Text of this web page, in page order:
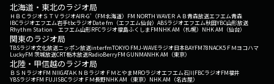
北海道・東北のラジオ局
ＨＢＣラジオＳＴＶラジオAIR-G'（FM北海道） FM NORTH WAVEＲＡＢ青森放送エフエム青森
IBCラジオエフエム岩手tbcラジオDate fm（エフエム仙台） ABSラジオエフエム秋田YBC山形放送
Rhythm Station エフエム山形RFCラジオ福島ふくしまFMNHK AM（札幌） NHK AM（仙台）
関東のラジオ局
TBSラジオ文化放送ニッポン放送interfmTOKYO FMJ-WAVEラジオ日本BAYFM78NACK5 ＦＭヨコハマ
LuckyFM 茨城放送CRT栃木放送RadioBerryFM GUNMANHK AM（東京）
北陸・甲信越のラジオ局
ＢＳＮラジオFM NIIGATAＫＮＢラジオ ＦＭとやまMROラジオエフエム石川FBCラジオFM福井
YBSラジオFM FUJISBCラジオ ＦＭ長野NHK AM（東京） NHK AM（名古屋）